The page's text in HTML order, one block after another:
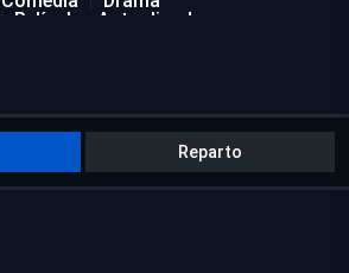
Películas Actualizadas
Reparto